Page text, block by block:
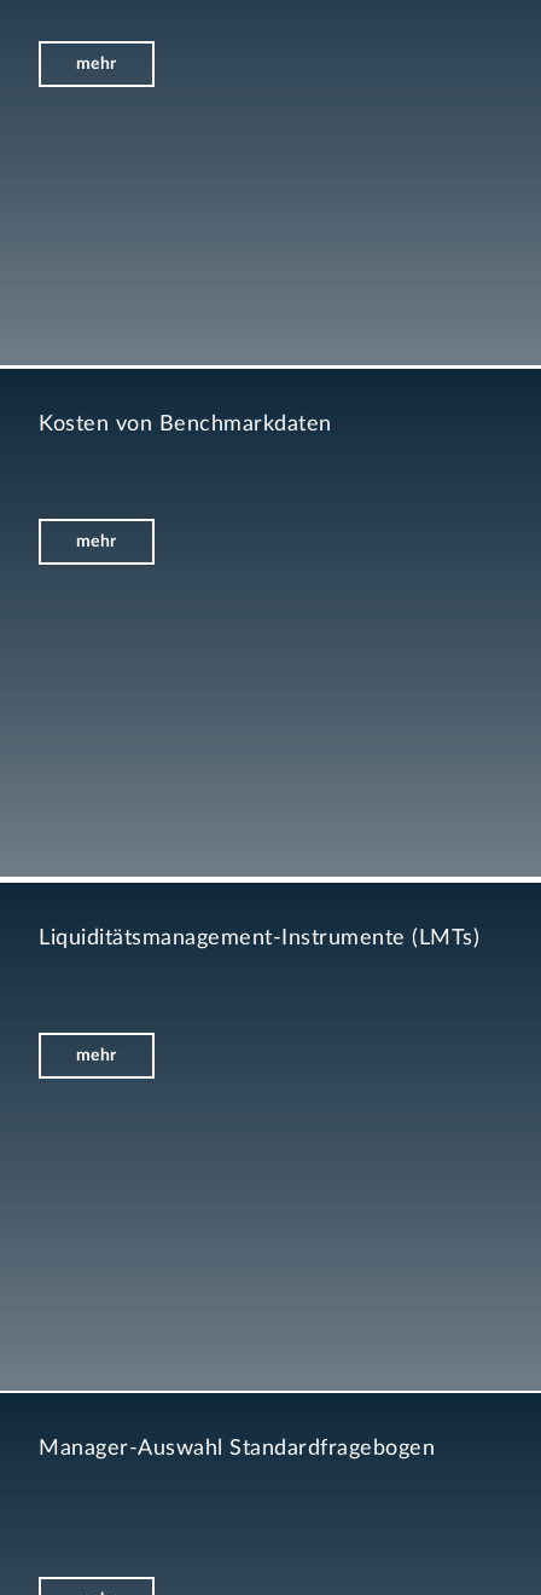
mehr
Kosten von Benchmarkdaten
mehr
Liquiditätsmanagement-Instrumente (LMTs)
mehr
Manager-Auswahl Standardfragebogen